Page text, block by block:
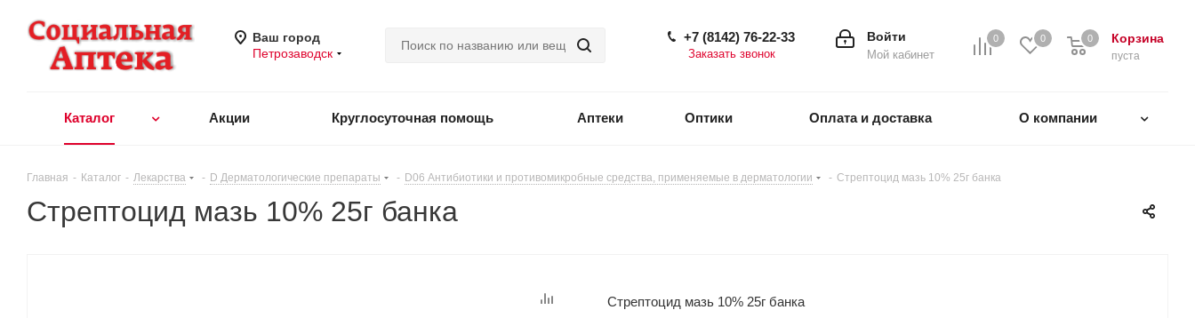
Ваш город
Петрозаводск
0 0 Корзина
0
пуста
0
Войти
Мой кабинет
+7 (8142) 76-22-33
Заказать звонок
Каталог Акции Круглосуточная помощь Аптеки Оптики Оплата и доставка О компании
Главная - Каталог - Лекарства - D Дерматологические препараты - D06 Антибиотики и противомикробные средства, применяемые в дерматологии - Стрептоцид мазь 10% 25г банка
Стрептоцид мазь 10% 25г банка
Стрептоцид мазь 10% 25г банка